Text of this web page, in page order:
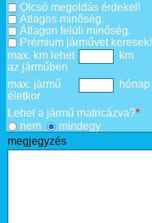
Olcsó megoldás érdekel!
Átlagos minőség.
Átlagon felüli minőség.
Prémium járművet keresek!
max. km lehet
az járműben
km
max. jármű
életkor
hónap
Lehet a jármű matricázva?*
nem
mindegy
megjegyzés